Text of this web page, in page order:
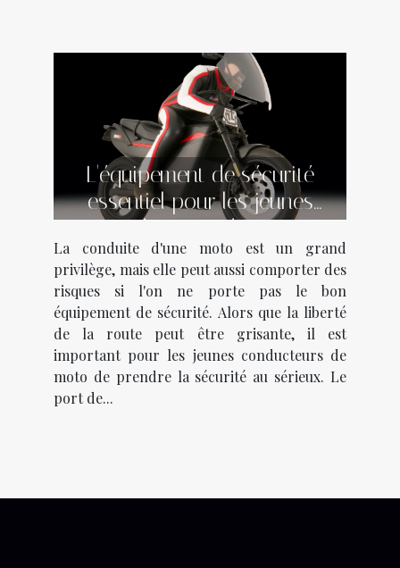
L'équipement de sécurité
essentiel pour les jeunes
conducteurs de moto
La conduite d'une moto est un grand
privilège, mais elle peut aussi comporter des
risques si l'on ne porte pas le bon
équipement de sécurité. Alors que la liberté
de la route peut être grisante, il est
important pour les jeunes conducteurs de
moto de prendre la sécurité au sérieux. Le
port de...